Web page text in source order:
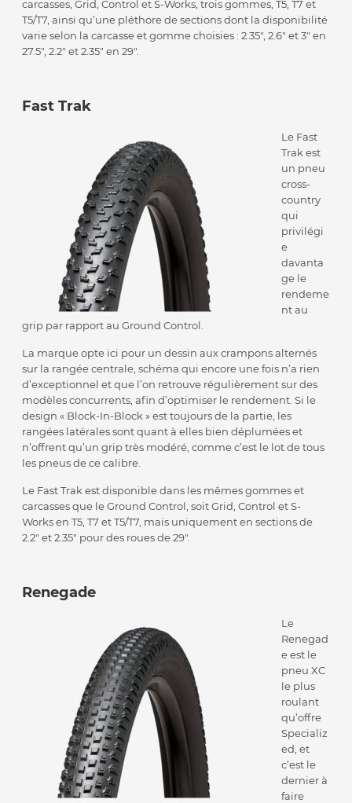
carcasses, Grid, Control et S-Works, trois gommes, T5, T7 et
T5/T7, ainsi qu’une pléthore de sections dont la disponibilité
varie selon la carcasse et gomme choisies : 2.35″, 2.6″ et 3″ en
27.5″, 2.2″ et 2.35″ en 29″.
Fast Trak
Le Fast
Trak est
un pneu
cross-
country
qui
privilégi
e
davanta
ge le
rendeme
nt au
grip par rapport au Ground Control.
La marque opte ici pour un dessin aux crampons alternés
sur la rangée centrale, schéma qui encore une fois n’a rien
d’exceptionnel et que l’on retrouve régulièrement sur des
modèles concurrents, afin d’optimiser le rendement. Si le
design « Block-In-Block » est toujours de la partie, les
rangées latérales sont quant à elles bien déplumées et
n’offrent qu’un grip très modéré, comme c’est le lot de tous
les pneus de ce calibre.
Le Fast Trak est disponible dans les mêmes gommes et
carcasses que le Ground Control, soit Grid, Control et S-
Works en T5, T7 et T5/T7, mais uniquement en sections de
2.2″ et 2.35″ pour des roues de 29″.
Renegade
Le
Renegad
e est le
pneu XC
le plus
roulant
qu’offre
Specializ
ed, et
c’est le
dernier à
faire